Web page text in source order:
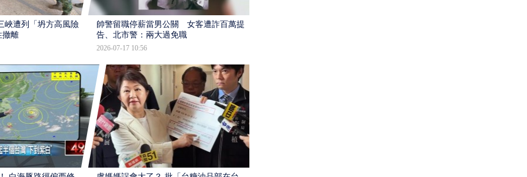
遭列「坍方高風險」
離
帥警留職停薪當男公關 女客遭詐百萬提
告、北市警：兩大過免職
2026-07-17 10:56